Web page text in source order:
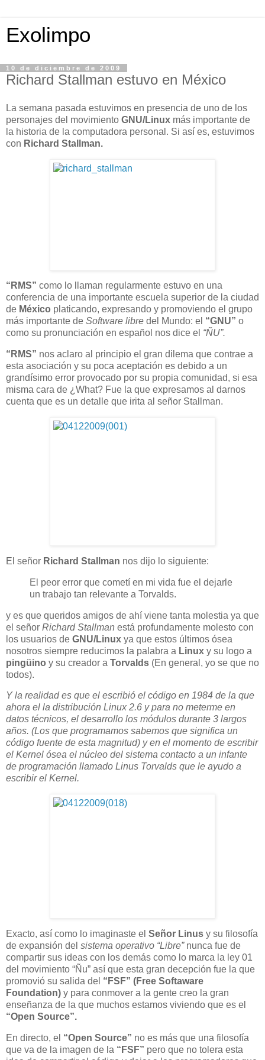
Exolimpo
10 de diciembre de 2009
Richard Stallman estuvo en México
La semana pasada estuvimos en presencia de uno de los
personajes del movimiento GNU/Linux más importante de
la historia de la computadora personal. Si así es, estuvimos
con Richard Stallman.
“RMS” como lo llaman regularmente estuvo en una
conferencia de una importante escuela superior de la ciudad
de México platicando, expresando y promoviendo el grupo
más importante de Software libre del Mundo: el “GNU” o
como su pronunciación en español nos dice el “ÑU”.
“RMS” nos aclaro al principio el gran dilema que contrae a
esta asociación y su poca aceptación es debido a un
grandísimo error provocado por su propia comunidad, si esa
misma cara de ¿What? Fue la que expresamos al darnos
cuenta que es un detalle que irita al señor Stallman.
El señor Richard Stallman nos dijo lo siguiente:
El peor error que cometí en mi vida fue el dejarle
un trabajo tan relevante a Torvalds.
y es que queridos amigos de ahí viene tanta molestia ya que
el señor Richard Stallman está profundamente molesto con
los usuarios de GNU/Linux ya que estos últimos ósea
nosotros siempre reducimos la palabra a Linux y su logo a
pingüino y su creador a Torvalds (En general, yo se que no
todos).
Y la realidad es que el escribió el código en 1984 de la que
ahora el la distribución Linux 2.6 y para no meterme en
datos técnicos, el desarrollo los módulos durante 3 largos
años. (Los que programamos sabemos que significa un
código fuente de esta magnitud) y en el momento de escribir
el Kernel ósea el núcleo del sistema contacto a un infante
de programación llamado Linus Torvalds que le ayudo a
escribir el Kernel.
Exacto, así como lo imaginaste el Señor Linus y su filosofía
de expansión del sistema operativo “Libre”nunca fue de
compartir sus ideas con los demás como lo marca la ley 01
del movimiento “Ñu” así que esta gran decepción fue la que
promovió su salida del “FSF” (Free Softaware
Foundation) y para conmover a la gente creo la gran
enseñanza de la que muchos estamos viviendo que es el
“Open Source”.
En directo, el “Open Source” no es más que una filosofía
que va de la imagen de la “FSF” pero que no tolera esta